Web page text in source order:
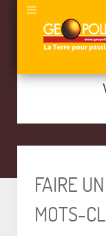
FAIRE
MOTS-